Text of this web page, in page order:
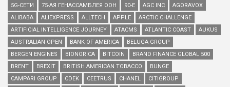
5G-СЕТИ
75-АЯ ГЕНАССАМБЛЕЯ ООН 90-Е AGC INC
AGORAVOX
ALIBABA
ALIEXPRESS ALLTECH APPLE
ARCTIC CHALLENGE
ARTIFICIAL INTELLIGENCE JOURNEY
ATACMS ATLANTIC COAST
AUKUS
AUSTRALIAN OPEN
BANK OF AMERICA
BELUGA GROUP
BERGEN ENGINES
BIONORICA BITCOIN
BRAND FINANCE GLOBAL 500
BRENT
BREXIT BRITISH AMERICAN TOBACCO
BUNGE
CAMPARI GROUP
CDEK CEETRUS CHANEL
CITIGROUP